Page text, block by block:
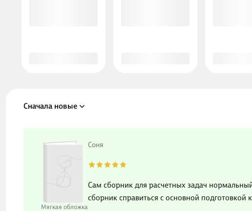
Сначала новые
Мягкая обложка
Соня
Сам сборник для расчетных задач
сборник справиться с основной